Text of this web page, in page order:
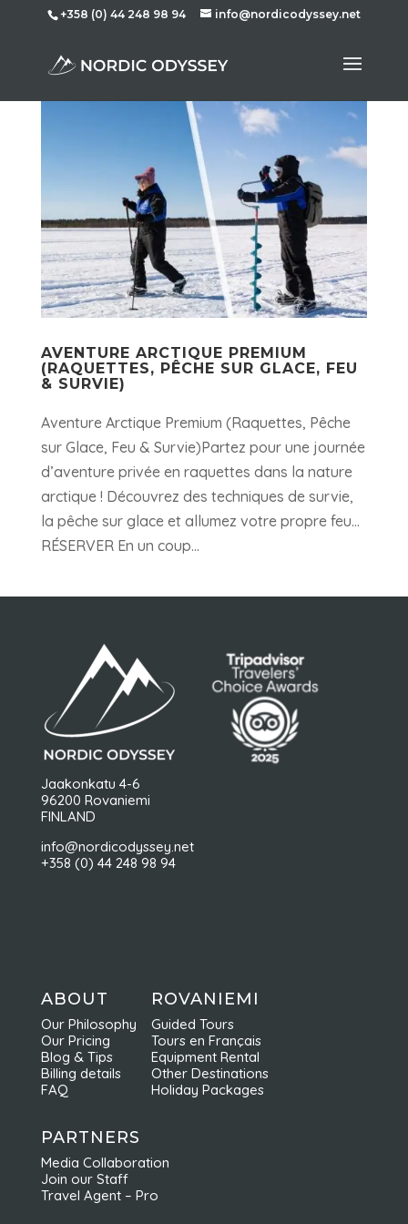
+358 (0) 44 248 98 94 info@nordicodyssey.net
AVENTURE ARCTIQUE PREMIUM
(RAQUETTES, PÊCHE SUR GLACE, FEU
& SURVIE)
Aventure Arctique Premium (Raquettes, Pêche
sur Glace, Feu & Survie)Partez pour une journée
d’aventure privée en raquettes dans la nature
arctique ! Découvrez des techniques de survie,
la pêche sur glace et allumez votre propre feu…
RÉSERVER En un coup...
Jaakonkatu 4-6
96200 Rovaniemi
FINLAND
info@nordicodyssey.net
+358 (0) 44 248 98 94
ABOUT
Our Philosophy
Our Pricing
Blog & Tips
Billing details
FAQ
ROVANIEMI
Guided Tours
Tours en Français
Equipment Rental
Other Destinations
Holiday Packages
PARTNERS
Media Collaboration
Join our Staff
Travel Agent – Pro